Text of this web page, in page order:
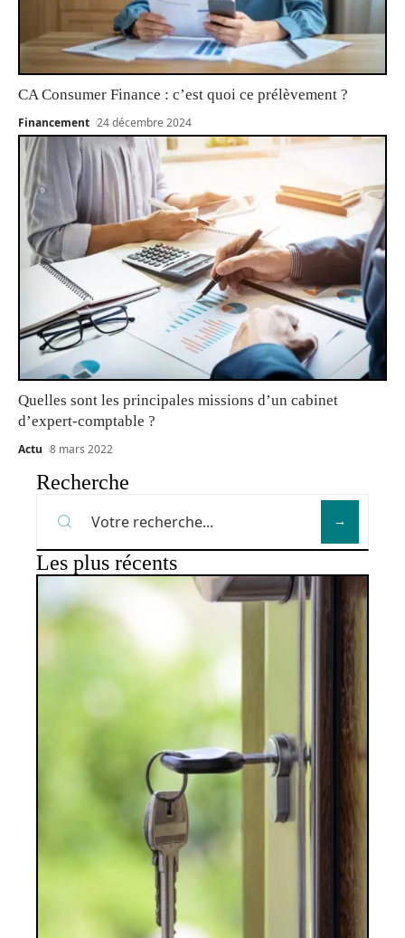
CA Consumer Finance : c’est quoi ce prélèvement ?
Financement 24 décembre 2024
Quelles sont les principales missions d’un cabinet
d’expert-comptable ?
Actu 8 mars 2022
Recherche
Les plus récents